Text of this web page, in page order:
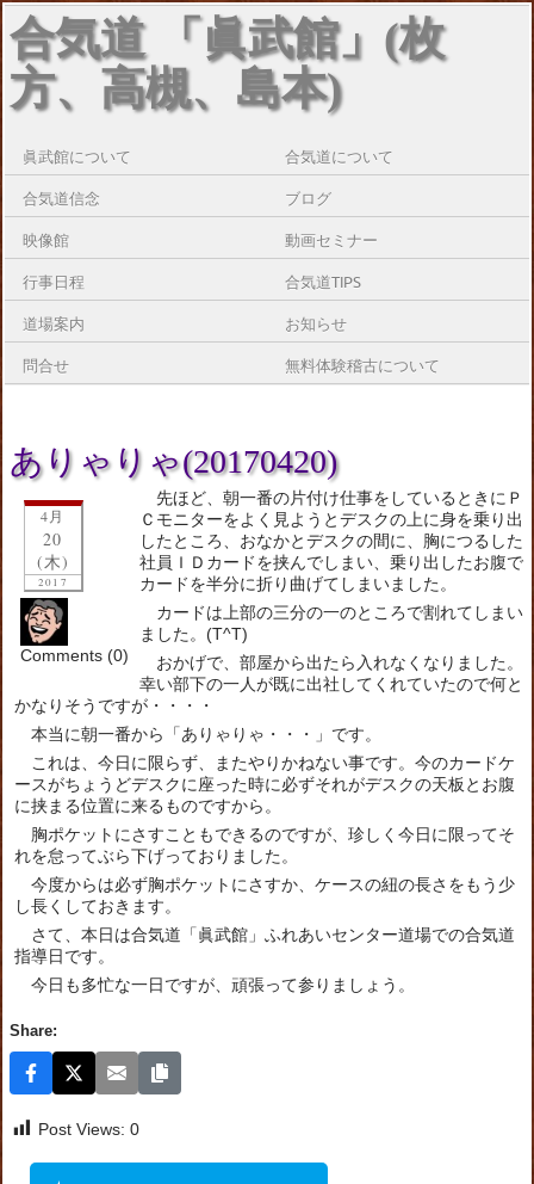
合気道 「眞武館」(枚
方、高槻、島本)
眞武館について 合気道について
合気道信念 ブログ
映像館 動画セミナー
行事日程 合気道TIPS
道場案内 お知らせ
問合せ 無料体験稽古について
ありゃりゃ(20170420)
4月
20
(木)
2017
Comments (0)
先ほど、朝一番の片付け仕事をしているときにＰ
Ｃモニターをよく見ようとデスクの上に身を乗り出
したところ、おなかとデスクの間に、胸につるした
社員ＩＤカードを挟んでしまい、乗り出したお腹で
カードを半分に折り曲げてしまいました。
カードは上部の三分の一のところで割れてしまい
ました。(T^T)
おかげで、部屋から出たら入れなくなりました。
幸い部下の一人が既に出社してくれていたので何と
かなりそうですが・・・・
本当に朝一番から「ありゃりゃ・・・」です。
これは、今日に限らず、またやりかねない事です。今のカードケ
ースがちょうどデスクに座った時に必ずそれがデスクの天板とお腹
に挟まる位置に来るものですから。
胸ポケットにさすこともできるのですが、珍しく今日に限ってそ
れを怠ってぶら下げっておりました。
今度からは必ず胸ポケットにさすか、ケースの紐の長さをもう少
し長くしておきます。
さて、本日は合気道「眞武館」ふれあいセンター道場での合気道
指導日です。
今日も多忙な一日ですが、頑張って参りましょう。
Share:
Post Views: 0